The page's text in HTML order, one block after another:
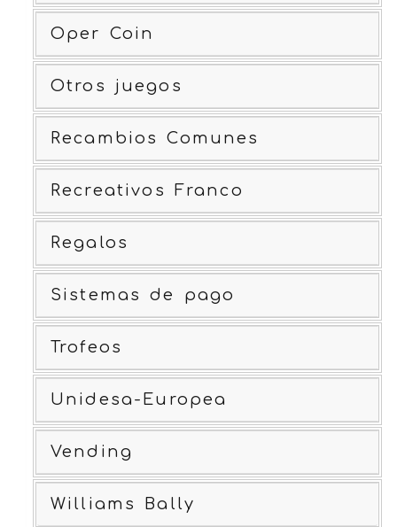
Oper Coin
Otros juegos
Recambios Comunes
Recreativos Franco
Regalos
Sistemas de pago
Trofeos
Unidesa-Europea
Vending
Williams Bally